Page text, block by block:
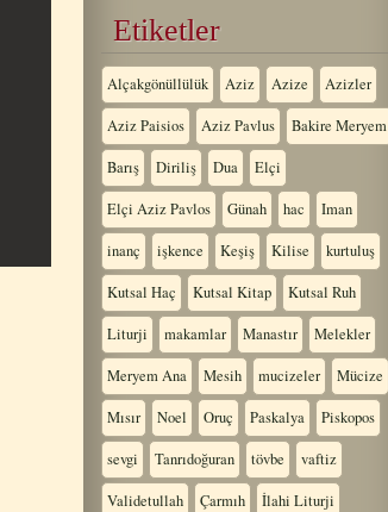
Etiketler
Alçakgönüllülük Aziz Azize Azizler
Aziz Paisios Aziz Pavlus Bakire Meryem
Barış Diriliş Dua Elçi
Elçi Aziz Pavlos Günah hac Iman
inanç işkence Keşiş Kilise kurtuluş
Kutsal Haç Kutsal Kitap Kutsal Ruh
Liturji makamlar Manastır Melekler
Meryem Ana Mesih mucizeler Mücize
Mısır Noel Oruç Paskalya Piskopos
sevgi Tanrıdoğuran tövbe vaftiz
Validetullah Çarmıh İlahi Liturji